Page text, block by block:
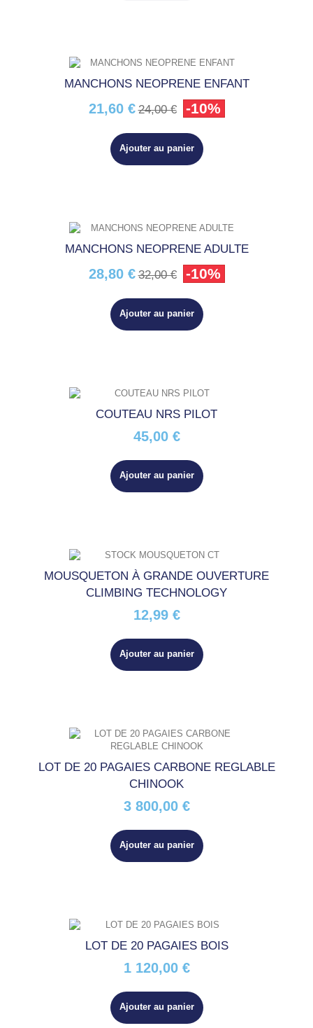
MANCHONS NEOPRENE ENFANT
21,60 € 24,00 € -10%
Ajouter au panier
MANCHONS NEOPRENE ADULTE
28,80 € 32,00 € -10%
Ajouter au panier
COUTEAU NRS PILOT
45,00 €
Ajouter au panier
MOUSQUETON À GRANDE OUVERTURE
CLIMBING TECHNOLOGY
12,99 €
Ajouter au panier
LOT DE 20 PAGAIES CARBONE REGLABLE
CHINOOK
3 800,00 €
Ajouter au panier
LOT DE 20 PAGAIES BOIS
1 120,00 €
Ajouter au panier